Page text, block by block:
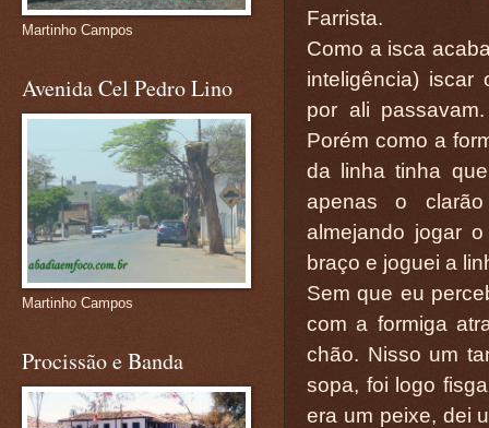
Farrista.
Como a isca
inteligência) iscar
por ali
Porém como a
da linha tinha
apenas o
almejando jogar
braço e joguei a
Sem que eu
com a formiga
chão. Nisso um
sopa, foi logo
era um peixe, dei
Martinho Campos
Avenida Cel Pedro Lino
Martinho Campos
Procissão e Banda